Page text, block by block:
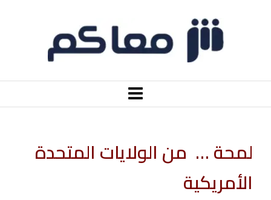
لمحة … من الولايات المتحدة
الأمريكية